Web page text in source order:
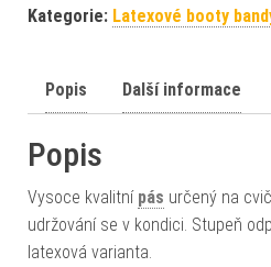
Kategorie: Latexové booty
Popis Další informace
Popis
Vysoce kvalitní pás určený na
udržování se v kondici. Stupeň
latexová varianta.